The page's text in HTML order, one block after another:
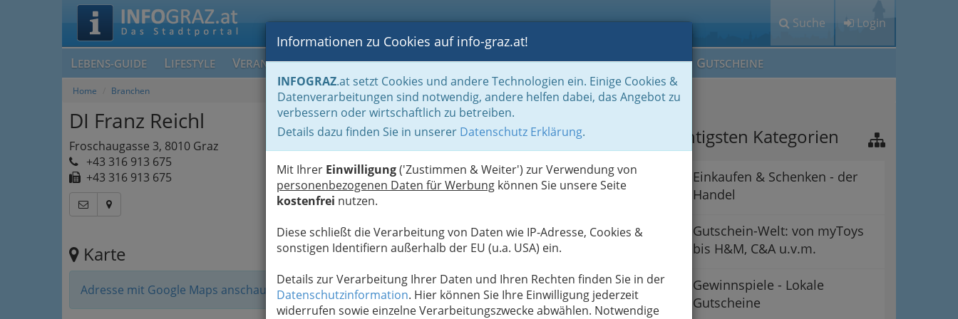
Suche Login
LEBENS-GUIDE LIFESTYLE VERANSTALTUNGEN BLOGS FOTOS GASTRONOMIE BRANCHEN MEIN IG GUTSCHEINE
Informationen zu Cookies auf info-graz.at!
INFOGRAZ.at setzt Cookies und andere Technologien ein. Einige Cookies &
Datenverarbeitungen sind notwendig, andere helfen dabei, das Angebot zu
verbessern oder wirtschaftlich zu betreiben.
Details dazu finden Sie in unserer Datenschutz Erklärung.
Mit Ihrer Einwilligung('Zustimmen & Weiter') zur Verwendung von
personenbezogenen Daten für Werbung können Sie unsere Seite
kostenfrei nutzen.
Diese schließt die Verarbeitung von Daten wie IP-Adresse, Cookies &
sonstigen Identifiern außerhalb der EU (u.a. USA) ein.
Details zur Verarbeitung Ihrer Daten und Ihren Rechten finden Sie in der
Datenschutzinformation. Hier können Sie Ihre Einwilligung jederzeit
widerrufen sowie einzelne Verarbeitungszwecke abwählen. Notwendige
Home Branchen
DI Franz Reichl
Froschaugasse 3, 8010 Graz
+43 316 913 675
+43 316 913 675
Karte
Adresse mit Google Maps anschauen
Die wichtigsten Kategorien
Einkaufen & Schenken - der
Handel
Gutschein-Welt: von myToys
bis H&M, C&A u.v.m.
Gewinnspiele - Lokale
Gutscheine